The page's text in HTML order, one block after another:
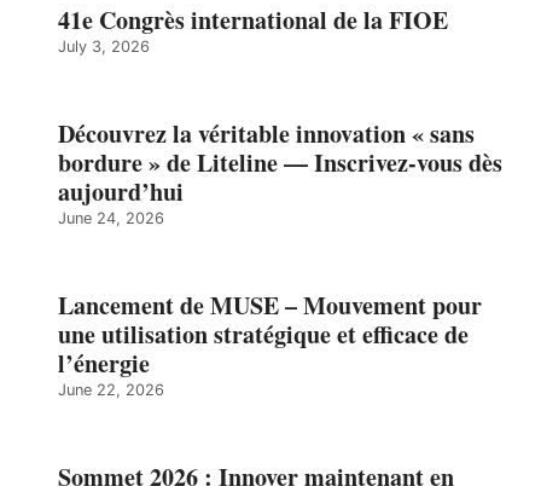
41e Congrès international de la FIOE
July 3, 2026
Découvrez la véritable innovation « sans
bordure » de Liteline — Inscrivez-vous dès
aujourd’hui
June 24, 2026
Lancement de MUSE – Mouvement pour
une utilisation stratégique et efficace de
l’énergie
June 22, 2026
Sommet 2026 : Innover maintenant en